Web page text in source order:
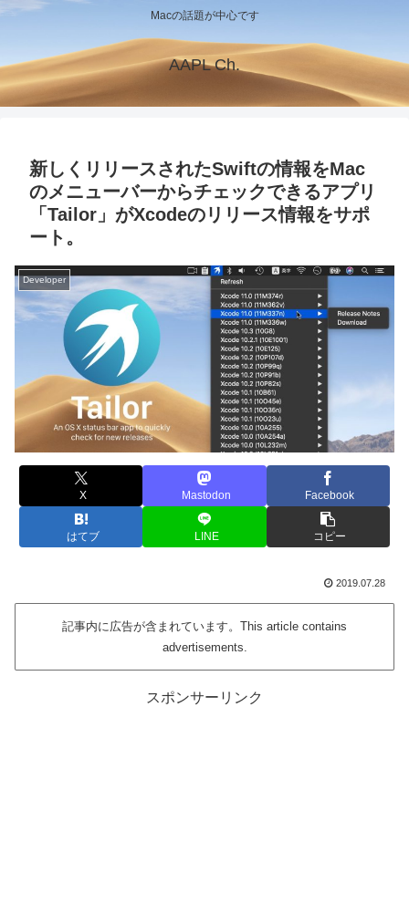
Macの話題が中心です
AAPL Ch.
新しくリリースされたSwiftの情報をMac
のメニューバーからチェックできるアプリ
「Tailor」がXcodeのリリース情報をサポ
ート。
Developer
X Mastodon Facebook
はてブ LINE コピー
2019.07.28
記事内に広告が含まれています。This article contains
advertisements.
スポンサーリンク